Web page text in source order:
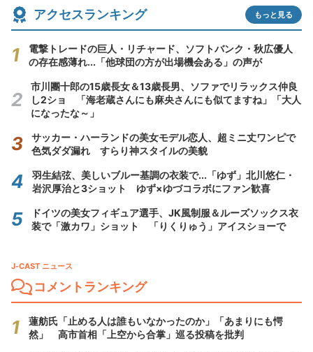
アクセスランキング もっと見る
電撃トレードの巨人・リチャード、ソフトバンク・秋広優人
の存在感薄れ...「他球団の方が出場機会ある」の声が
市川團十郎の15歳長女＆13歳長男、ソファでリラックス仲良
し2ショ 「海老蔵さんにも麻央さんにも似てますね」「大人
になったな～」
サッカー・ハーランドの美女モデル恋人、超ミニ丈ワンピで
色気ダダ漏れ すらり神スタイルの美貌
羽生結弦、美しいブルー基調の衣装で...「ゆず」北川悠仁・
岩沢厚治と3ショット ゆず×ゆづコラボにファン歓喜
ドイツの美女フィギュア選手、JK風制服＆ルーズソックス衣
装で「激カワ」ショット 「りくりゅう」アイスショーで
J-CAST ニュース
コメントランキング
蓮舫氏「止める人は誰もいなかったのか」「あまりにも愕
然」 高市首相「上空から合掌」巡る投稿を批判